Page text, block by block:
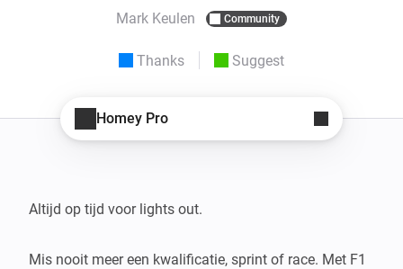
Mark Keulen Community
Thanks Suggest
Homey Pro
Altijd op tijd voor lights out.
Mis nooit meer een kwalificatie, sprint of race. Met F1